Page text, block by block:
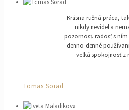
Krásna ručná práca,
nikdy nevidel a
pozornosť. radosť s
denno-denné
veľká spokojnosť z
Tomas Sorad